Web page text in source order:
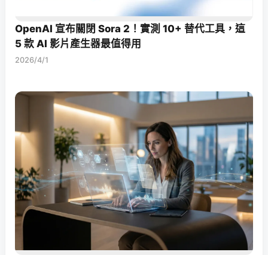
OpenAI 宣布關閉 Sora 2！實測 10+ 替代工具，這
5 款 AI 影片產生器最值得用
2026/4/1